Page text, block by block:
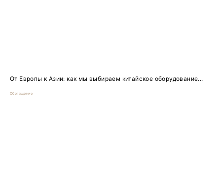
От Европы к Азии: как мы выбираем китайское оборудование...
Обогащение